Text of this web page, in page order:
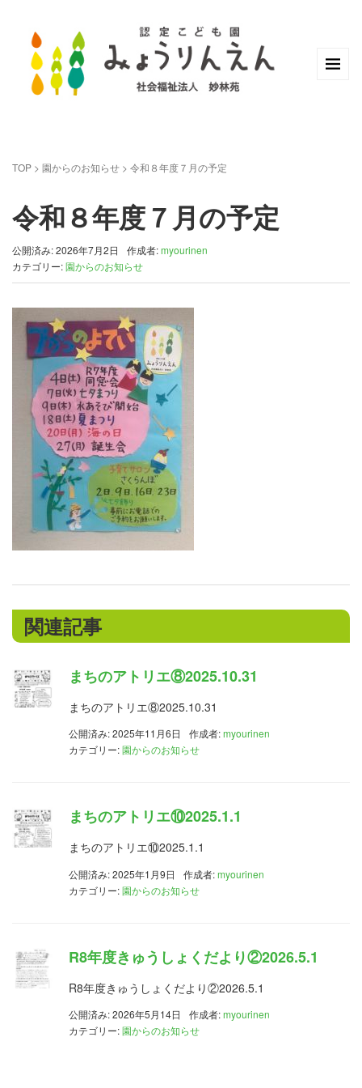
TOP > 園からのお知らせ > 令和８年度７月の予定
令和８年度７月の予定
公開済み: 2026年7月2日 作成者:myourinen
カテゴリー:園からのお知らせ
関連記事
まちのアトリエ⑧2025.10.31
まちのアトリエ⑧2025.10.31
公開済み: 2025年11月6日 作成者:myourinen
カテゴリー:園からのお知らせ
まちのアトリエ⑩2025.1.1
まちのアトリエ⑩2025.1.1
公開済み: 2025年1月9日 作成者:myourinen
カテゴリー:園からのお知らせ
R8年度きゅうしょくだより②2026.5.1
R8年度きゅうしょくだより②2026.5.1
公開済み: 2026年5月14日 作成者:myourinen
カテゴリー:園からのお知らせ